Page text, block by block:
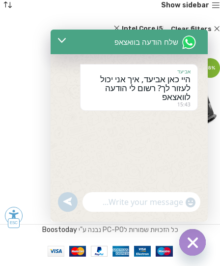
Show sidebar
Clear filters
Intel Core i5
-8%
כל הזכויות שמורות לPC-PO נבנה ע"י Boostoday
שלח הודעה בוואצאפ
אביעד
היי כאן אביעד, איך אני יכול
לעזור לך? רשום לי הודעה
לוואצאפ
15:43
"+chaty_settings.lang.emoji_picker+"
WhatsApp
undefined